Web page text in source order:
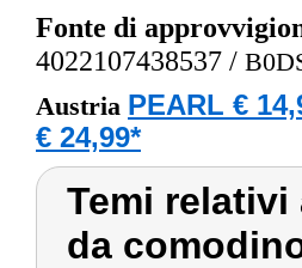
Fonte di
4022107438537 /
Austria PEARL €
€ 24,99*
Temi
da